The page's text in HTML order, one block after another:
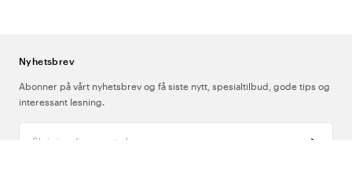
Nyhetsbrev
Abonner på vårt nyhetsbrev og få siste nytt, spesialtilbud, gode tips og
interessant lesning.